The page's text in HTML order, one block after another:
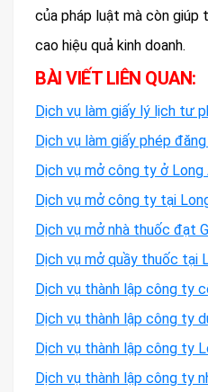
của pháp luật mà còn giúp
cao hiệu quả kinh doanh.
BÀI VIẾT LIÊN QUAN:
Dịch vụ làm giấy lý lịch tư
Dịch vụ làm giấy phép
Dịch vụ mở công ty ở Long
Dịch vụ mở công ty tại
Dịch vụ mở nhà thuốc đạt
Dịch vụ mở quầy thuốc tại
Dịch vụ thành lập công ty
Dịch vụ thành lập công ty
Dịch vụ thành lập công ty
Dịch vụ thành lập công ty